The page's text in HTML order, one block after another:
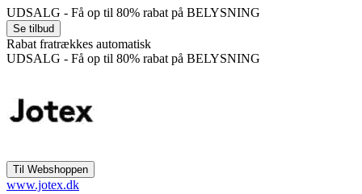
UDSALG - Få op til 80% rabat på BELYSNING
Rabat fratrækkes automatisk
UDSALG - Få op til 80% rabat på BELYSNING
www.jotex.dk